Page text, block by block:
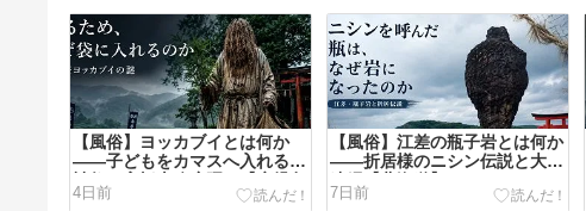
【風俗】ヨッカブイとは何か
――子どもをカマスへ入れる水
神祭と高橋十八度踊り【鹿児島
県】
4日前
【風俗】江差の瓶子岩とは何か
――折居様のニシン伝説と大注
連縄【北海道】
7日前